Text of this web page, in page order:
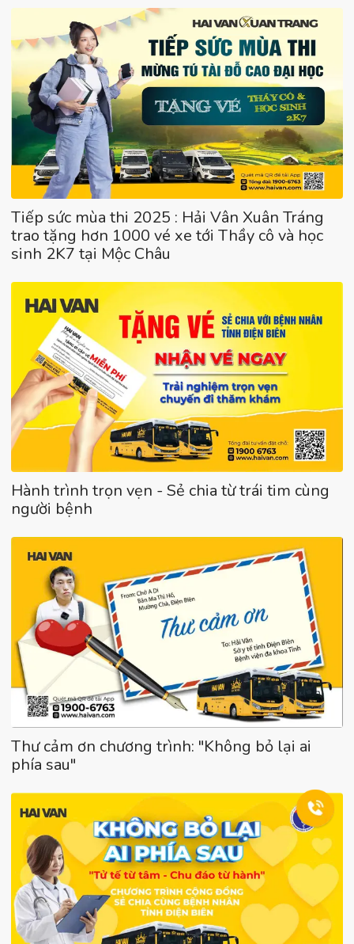
Tiếp sức mùa thi 2025 : Hải Vân Xuân Tráng
trao tặng hơn 1000 vé xe tới Thầy cô và học
sinh 2K7 tại Mộc Châu
Hành trình trọn vẹn - Sẻ chia từ trái tim cùng
người bệnh
Thư cảm ơn chương trình: "Không bỏ lại ai
phía sau"